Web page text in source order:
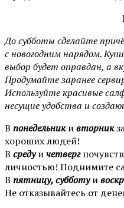
До субботы сделайте
с новогодним нарядом.
выбор будет оправдан, а
Продумайте заранее
Используйте красивые
несущие удобства и
В понедельник ивторник
хороших людей!
В среду ичетверг
личностью! Поднимите
В пятницу, субботуи
Не отказывайтесь от